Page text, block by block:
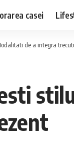
casei
de a integra